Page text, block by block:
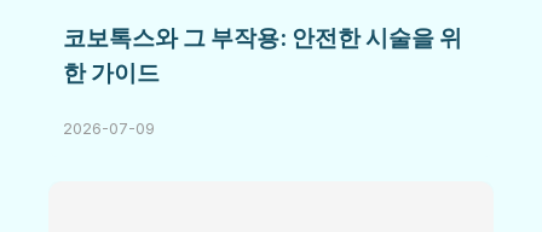
코보톡스와 그 부작용: 안전한 시술을 위
한 가이드
2026-07-09